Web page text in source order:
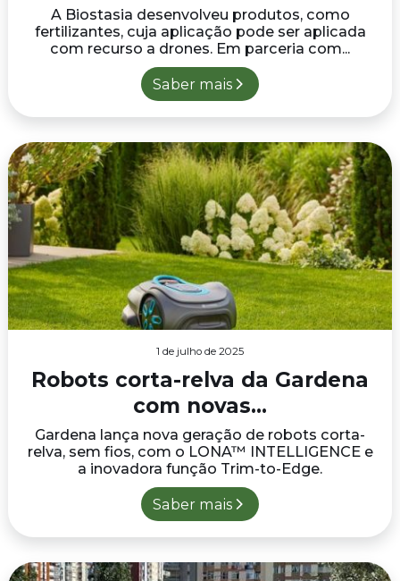
A Biostasia desenvolveu produtos, como
fertilizantes, cuja aplicação pode ser aplicada
com recurso a drones. Em parceria com...
Saber mais
1 de julho de 2025
Robots corta-relva da Gardena
com novas...
Gardena lança nova geração de robots corta-
relva, sem fios, com o LONA™ INTELLIGENCE e
a inovadora função Trim-to-Edge.
Saber mais